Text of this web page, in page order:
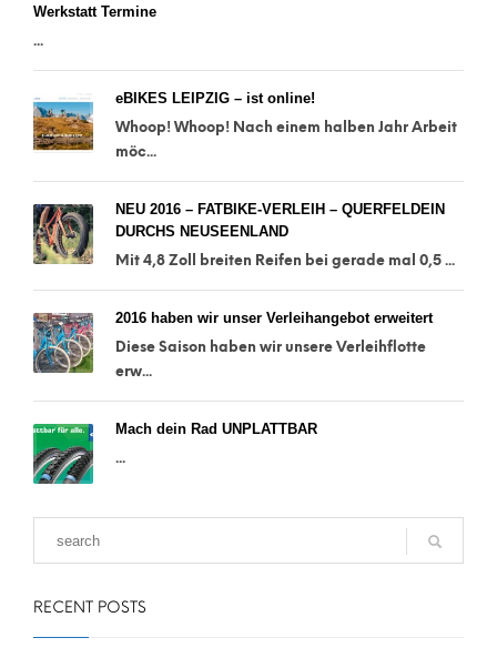
Werkstatt Termine
...
eBIKES LEIPZIG – ist online!
Whoop! Whoop! Nach einem halben Jahr Arbeit
möc...
NEU 2016 – FATBIKE-VERLEIH – QUERFELDEIN
DURCHS NEUSEENLAND
Mit 4,8 Zoll breiten Reifen bei gerade mal 0,5 ...
2016 haben wir unser Verleihangebot erweitert
Diese Saison haben wir unsere Verleihflotte
erw...
Mach dein Rad UNPLATTBAR
...
RECENT POSTS